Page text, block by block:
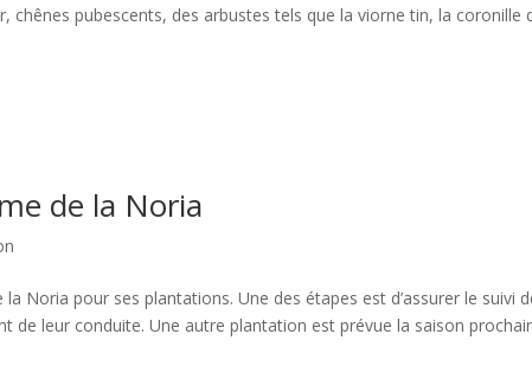
chênes pubescents, des arbustes tels que la viorne tin, la coronille
de la Noria
Noria pour ses plantations. Une des étapes est d’assurer le suivi
de leur conduite. Une autre plantation est prévue la saison